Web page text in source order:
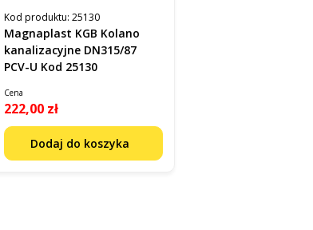
Kod produktu: 25130
Magnaplast KGB Kolano
kanalizacyjne DN315/87
PCV-U Kod 25130
Cena
222,00 zł
Dodaj do koszyka